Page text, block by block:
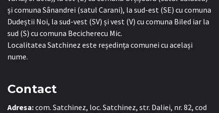
și comuna Sânandrei (satul Carani), la sud-est (SE) cu comuna
Dudeștii Noi, la sud-vest (SV) și vest (V) cu comuna Biled iar la
sud (S) cu comuna Becicherecu Mic.
Localitatea Satchinez este reședința comunei cu același
nume.
Contact
Adresa:com. Satchinez, loc. Satchinez, str. Daliei, nr. 82, cod